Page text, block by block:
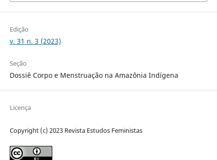
Edição
v. 31 n. 3 (2023)
Seção
Dossiê Corpo e Menstruação na Amazônia Indígena
Licença
Copyright (c) 2023 Revista Estudos Feministas